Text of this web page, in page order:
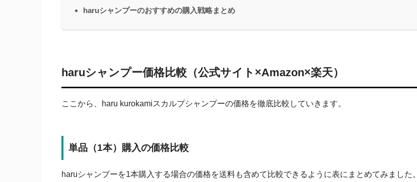
haruシャンプーのおすすめの購入戦略まとめ
haruシャンプー価格比較（公式サイト×Amazon×楽天）
ここから、haru kurokamiスカルプシャンプーの価格を徹底比較していきます。
単品（1本）購入の価格比較
haruシャンプーを1本購入する場合の価格を送料も含めて比較できるように表にまとめてみました。